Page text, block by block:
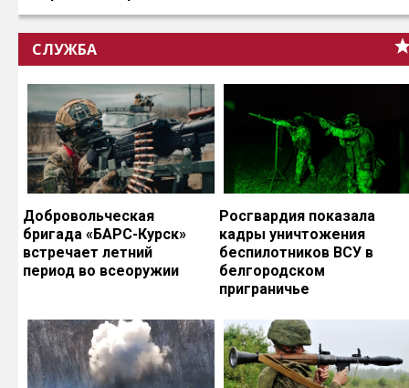
СЛУЖБА
Добровольческая
бригада «БАРС-Курск»
встречает летний
период во всеоружии
Росгвардия показала
кадры уничтожения
беспилотников ВСУ в
белгородском
приграничье